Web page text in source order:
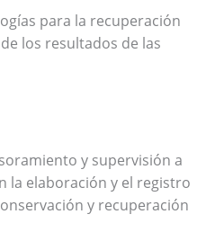
para la recuperación
los resultados de las
y supervisión a
la elaboración y el registro
y recuperación